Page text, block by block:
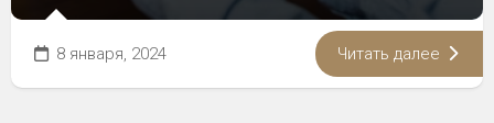
8 января, 2024 Читать далее